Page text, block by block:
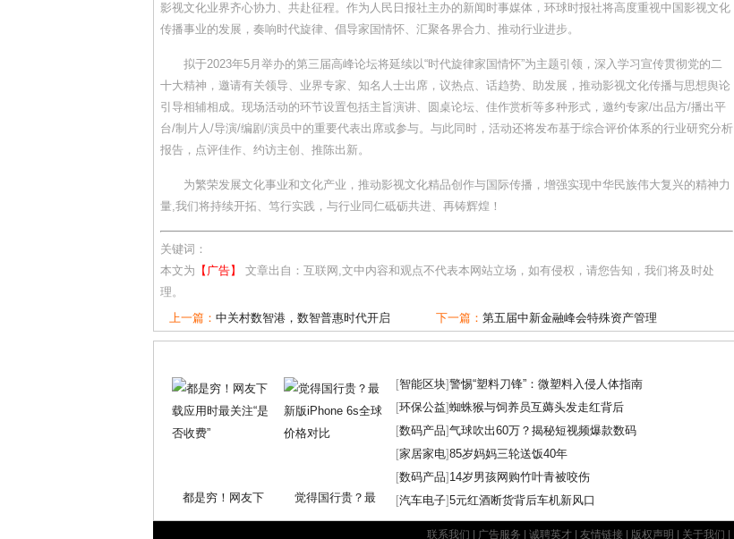
影视文化业界齐心协力、共赴征程。作为人民日报社主办的新闻时事媒体，环球时报社将高度重视中国影视文化
传播事业的发展，奏响时代旋律、倡导家国情怀、汇聚各界合力、推动行业进步。
拟于2023年5月举办的第三届高峰论坛将延续以“时代旋律家国情怀”为主题引领，深入学习宣传贯彻党的二
十大精神，邀请有关领导、业界专家、知名人士出席，议热点、话趋势、助发展，推动影视文化传播与思想舆论
引导相辅相成。现场活动的环节设置包括主旨演讲、圆桌论坛、佳作赏析等多种形式，邀约专家/出品方/播出平
台/制片人/导演/编剧/演员中的重要代表出席或参与。与此同时，活动还将发布基于综合评价体系的行业研究分析
报告，点评佳作、约访主创、推陈出新。
为繁荣发展文化事业和文化产业，推动影视文化精品创作与国际传播，增强实现中华民族伟大复兴的精神力
量,我们将持续开拓、笃行实践，与行业同仁砥砺共进、再铸辉煌！
关键词：
本文为 【广告】
文章出自：互联网,文中内容和观点不代表本网站立场，如有侵权，请您告知，我们将及时处
理。
上一篇： 中关村数智港，数智普惠时代开启 下一篇： 第五届中新金融峰会特殊资产管理
都是穷！网友下 觉得国行贵？最
[智能区块]警惕“塑料刀锋”：微塑料入侵人体指南
[环保公益]蜘蛛猴与饲养员互薅头发走红背后
[数码产品]气球吹出60万？揭秘短视频爆款数码
[家居家电]85岁妈妈三轮送饭40年
[数码产品]14岁男孩网购竹叶青被咬伤
[汽车电子]5元红酒断货背后车机新风口
联系我们 广告服务 诚聘英才 友情链接 版权声明 关于我们